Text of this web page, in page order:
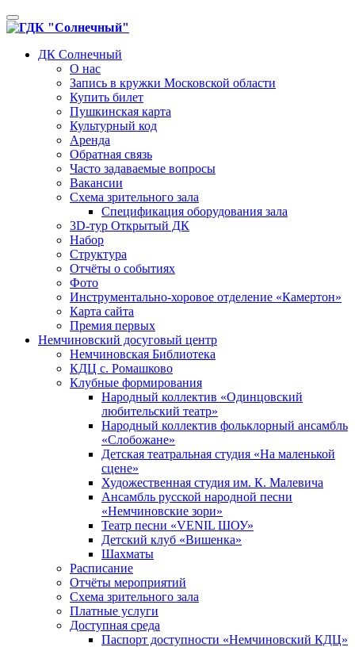
Toggle
navigation
ДК Солнечный
О нас
Запись в кружки Московской области
Купить билет
Пушкинская карта
Культурный код
Аренда
Обратная связь
Часто задаваемые вопросы
Вакансии
Схема зрительного зала
Спецификация оборудования зала
3D-тур Открытый ДК
Набор
Структура
Отчёты о событиях
Фото
Инструментально-хоровое отделение «Камертон»
Карта сайта
Премия первых
Немчиновский досуговый центр
Немчиновская Библиотека
КДЦ с. Ромашково
Клубные формирования
Народный коллектив «Одинцовский
любительский театр»
Народный коллектив фольклорный ансамбль
«Слобожане»
Детская театральная студия «На маленькой
сцене»
Художественная студия им. К. Малевича
Ансамбль русской народной песни
«Немчиновские зори»
Театр песни «VENIL ШОУ»
Детский клуб «Вишенка»
Шахматы
Расписание
Отчёты мероприятий
Схема зрительного зала
Платные услуги
Доступная среда
Паспорт доступности «Немчиновский КДЦ»